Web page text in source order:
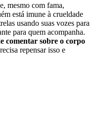
mesmo com fama,
está imune à crueldade
usando suas vozes para
para quem acompanha.
comentar sobre o corpo
repensar isso e